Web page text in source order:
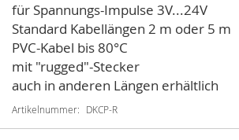
für Spannungs-Impulse 3V...24V
Standard Kabellängen 2 m oder 5 m
PVC-Kabel bis 80°C
mit "rugged"-Stecker
auch in anderen Längen erhältlich
Artikelnummer DKCP-R